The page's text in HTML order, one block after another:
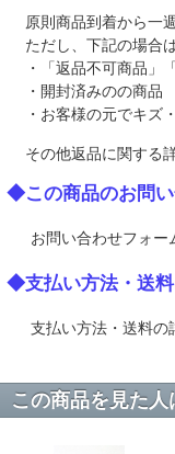
原則商品到着から一
ただし、下記の場合
・「返品不可商品」
・開封済みのの商品
・お客様の元でキズ
その他返品に関する
◆この商品のお問
お問い合わせフォー
◆支払い方法・送
支払い方法・送料の